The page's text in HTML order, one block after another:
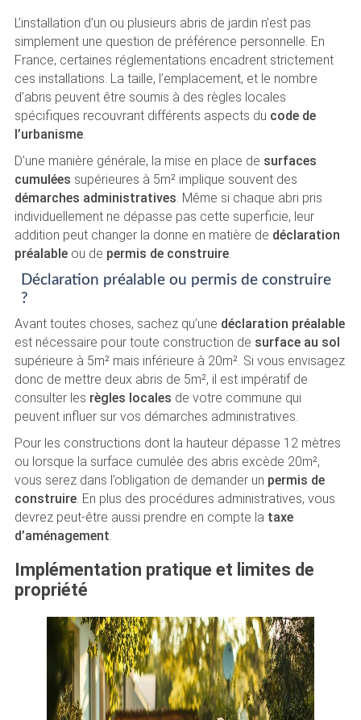
L’installation d’un ou plusieurs abris de jardin n’est pas
simplement une question de préférence personnelle. En
France, certaines réglementations encadrent strictement
ces installations. La taille, l’emplacement, et le nombre
d’abris peuvent être soumis à des règles locales
spécifiques recouvrant différents aspects du code de
l’urbanisme.
D’une manière générale, la mise en place de surfaces
cumulées supérieures à 5m² implique souvent des
démarches administratives . Même si chaque abri pris
individuellement ne dépasse pas cette superficie, leur
addition peut changer la donne en matière de déclaration
préalableou de permis de construire.
Déclaration préalable ou permis de construire
?
Avant toutes choses, sachez qu’une déclaration préalable
est nécessaire pour toute construction de surface au sol
supérieure à 5m² mais inférieure à 20m². Si vous envisagez
donc de mettre deux abris de 5m², il est impératif de
consulter les règles locales de votre commune qui
peuvent influer sur vos démarches administratives.
Pour les constructions dont la hauteur dépasse 12 mètres
ou lorsque la surface cumulée des abris excède 20m²,
vous serez dans l’obligation de demander un permis de
construire. En plus des procédures administratives, vous
devrez peut-être aussi prendre en compte la taxe
d’aménagement.
Implémentation pratique et limites de
propriété